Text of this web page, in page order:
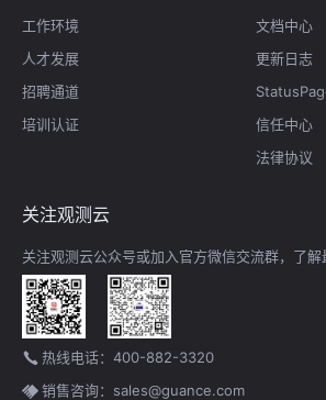
工作环境
人才发展
招聘通道
培训认证
文档中心
更新日志
信任中心
法律协议
关注观测云
关注观测云公众号或加入官方微信交流群，了解
热线电话：400-882-3320
销售咨询：sales@guance.com